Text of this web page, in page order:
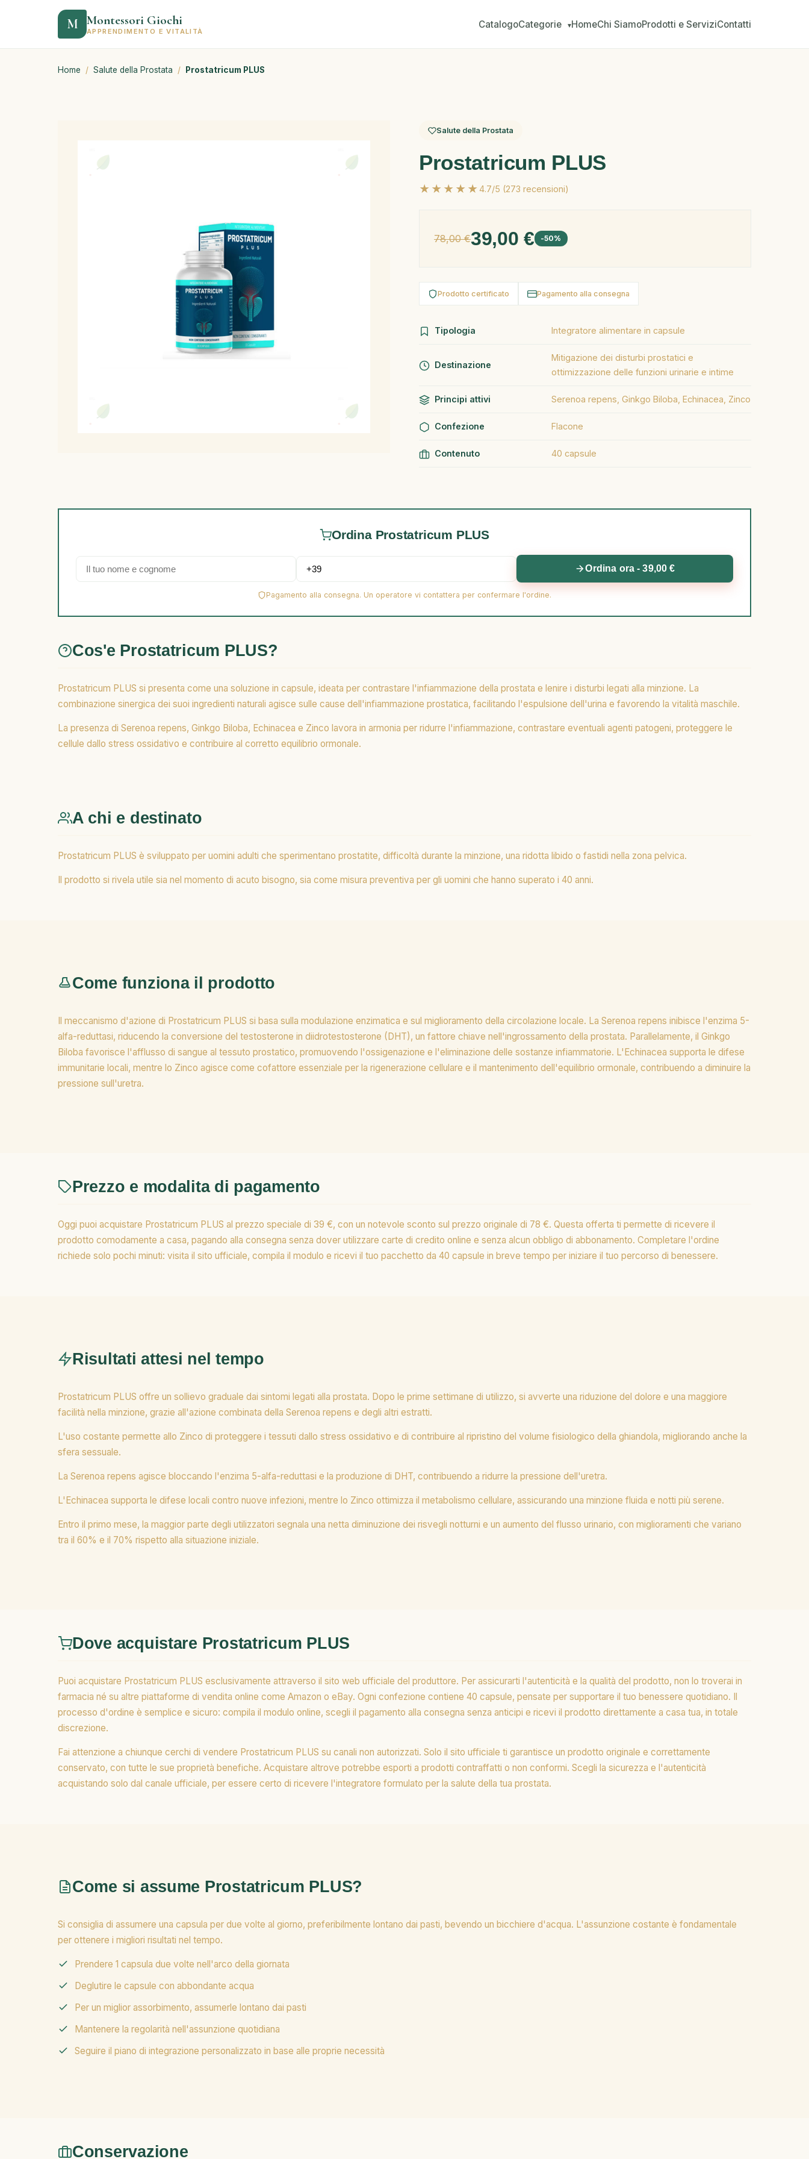
M Montessori Giochi
APPRENDIMENTO E VITALITÀ
CatalogoCategorie ▾HomeChi SiamoProdotti e ServiziContatti
Home / Salute della Prostata / Prostatricum PLUS
Salute della Prostata
Prostatricum PLUS
★★★★★4.7/5 (273 recensioni)
78,00 €39,00 € -50%
Prodotto certificato Pagamento alla consegna
Tipologia Integratore alimentare in capsule
Destinazione
Mitigazione dei disturbi prostatici e
ottimizzazione delle funzioni urinarie e intime
Principi attivi Serenoa repens, Ginkgo Biloba, Echinacea, Zinco
Confezione Flacone
Contenuto 40 capsule
Ordina Prostatricum PLUS
Ordina ora - 39,00 €
Pagamento alla consegna. Un operatore vi contattera per confermare l'ordine.
Cos'e Prostatricum PLUS?
Prostatricum PLUS si presenta come una soluzione in capsule, ideata per contrastare l'infiammazione della prostata e lenire i disturbi legati alla minzione. La
combinazione sinergica dei suoi ingredienti naturali agisce sulle cause dell'infiammazione prostatica, facilitando l'espulsione dell'urina e favorendo la vitalità maschile.
La presenza di Serenoa repens, Ginkgo Biloba, Echinacea e Zinco lavora in armonia per ridurre l'infiammazione, contrastare eventuali agenti patogeni, proteggere le
cellule dallo stress ossidativo e contribuire al corretto equilibrio ormonale.
A chi e destinato
Prostatricum PLUS è sviluppato per uomini adulti che sperimentano prostatite, difficoltà durante la minzione, una ridotta libido o fastidi nella zona pelvica.
Il prodotto si rivela utile sia nel momento di acuto bisogno, sia come misura preventiva per gli uomini che hanno superato i 40 anni.
Come funziona il prodotto
Il meccanismo d'azione di Prostatricum PLUS si basa sulla modulazione enzimatica e sul miglioramento della circolazione locale. La Serenoa repens inibisce l'enzima 5-
alfa-reduttasi, riducendo la conversione del testosterone in diidrotestosterone (DHT), un fattore chiave nell'ingrossamento della prostata. Parallelamente, il Ginkgo
Biloba favorisce l'afflusso di sangue al tessuto prostatico, promuovendo l'ossigenazione e l'eliminazione delle sostanze infiammatorie. L'Echinacea supporta le difese
immunitarie locali, mentre lo Zinco agisce come cofattore essenziale per la rigenerazione cellulare e il mantenimento dell'equilibrio ormonale, contribuendo a diminuire la
pressione sull'uretra.
Prezzo e modalita di pagamento
Oggi puoi acquistare Prostatricum PLUS al prezzo speciale di 39 €, con un notevole sconto sul prezzo originale di 78 €. Questa offerta ti permette di ricevere il
prodotto comodamente a casa, pagando alla consegna senza dover utilizzare carte di credito online e senza alcun obbligo di abbonamento. Completare l'ordine
richiede solo pochi minuti: visita il sito ufficiale, compila il modulo e ricevi il tuo pacchetto da 40 capsule in breve tempo per iniziare il tuo percorso di benessere.
Risultati attesi nel tempo
Prostatricum PLUS offre un sollievo graduale dai sintomi legati alla prostata. Dopo le prime settimane di utilizzo, si avverte una riduzione del dolore e una maggiore
facilità nella minzione, grazie all'azione combinata della Serenoa repens e degli altri estratti.
L'uso costante permette allo Zinco di proteggere i tessuti dallo stress ossidativo e di contribuire al ripristino del volume fisiologico della ghiandola, migliorando anche la
sfera sessuale.
La Serenoa repens agisce bloccando l'enzima 5-alfa-reduttasi e la produzione di DHT, contribuendo a ridurre la pressione dell'uretra.
L'Echinacea supporta le difese locali contro nuove infezioni, mentre lo Zinco ottimizza il metabolismo cellulare, assicurando una minzione fluida e notti più serene.
Entro il primo mese, la maggior parte degli utilizzatori segnala una netta diminuzione dei risvegli notturni e un aumento del flusso urinario, con miglioramenti che variano
tra il 60% e il 70% rispetto alla situazione iniziale.
Dove acquistare Prostatricum PLUS
Puoi acquistare Prostatricum PLUS esclusivamente attraverso il sito web ufficiale del produttore. Per assicurarti l'autenticità e la qualità del prodotto, non lo troverai in
farmacia né su altre piattaforme di vendita online come Amazon o eBay. Ogni confezione contiene 40 capsule, pensate per supportare il tuo benessere quotidiano. Il
processo d'ordine è semplice e sicuro: compila il modulo online, scegli il pagamento alla consegna senza anticipi e ricevi il prodotto direttamente a casa tua, in totale
discrezione.
Fai attenzione a chiunque cerchi di vendere Prostatricum PLUS su canali non autorizzati. Solo il sito ufficiale ti garantisce un prodotto originale e correttamente
conservato, con tutte le sue proprietà benefiche. Acquistare altrove potrebbe esporti a prodotti contraffatti o non conformi. Scegli la sicurezza e l'autenticità
acquistando solo dal canale ufficiale, per essere certo di ricevere l'integratore formulato per la salute della tua prostata.
Come si assume Prostatricum PLUS?
Si consiglia di assumere una capsula per due volte al giorno, preferibilmente lontano dai pasti, bevendo un bicchiere d'acqua. L'assunzione costante è fondamentale
per ottenere i migliori risultati nel tempo.
Prendere 1 capsula due volte nell'arco della giornata
Deglutire le capsule con abbondante acqua
Per un miglior assorbimento, assumerle lontano dai pasti
Mantenere la regolarità nell'assunzione quotidiana
Seguire il piano di integrazione personalizzato in base alle proprie necessità
Conservazione